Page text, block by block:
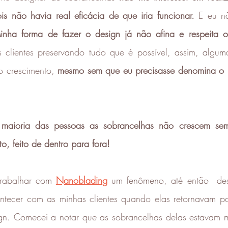
não havia real eficácia de que iria funcionar. E eu
forma de fazer o design já não afina e respeita
preservando tudo que é possível, assim,
crescimento, mesmo sem que eu precisasse denomina
das pessoas as sobrancelhas não crescem
feito de dentro para fora!
com Nanoblading um fenômeno, até então
com as minhas clientes quando elas retornavam
Comecei a notar que as sobrancelhas delas estavam